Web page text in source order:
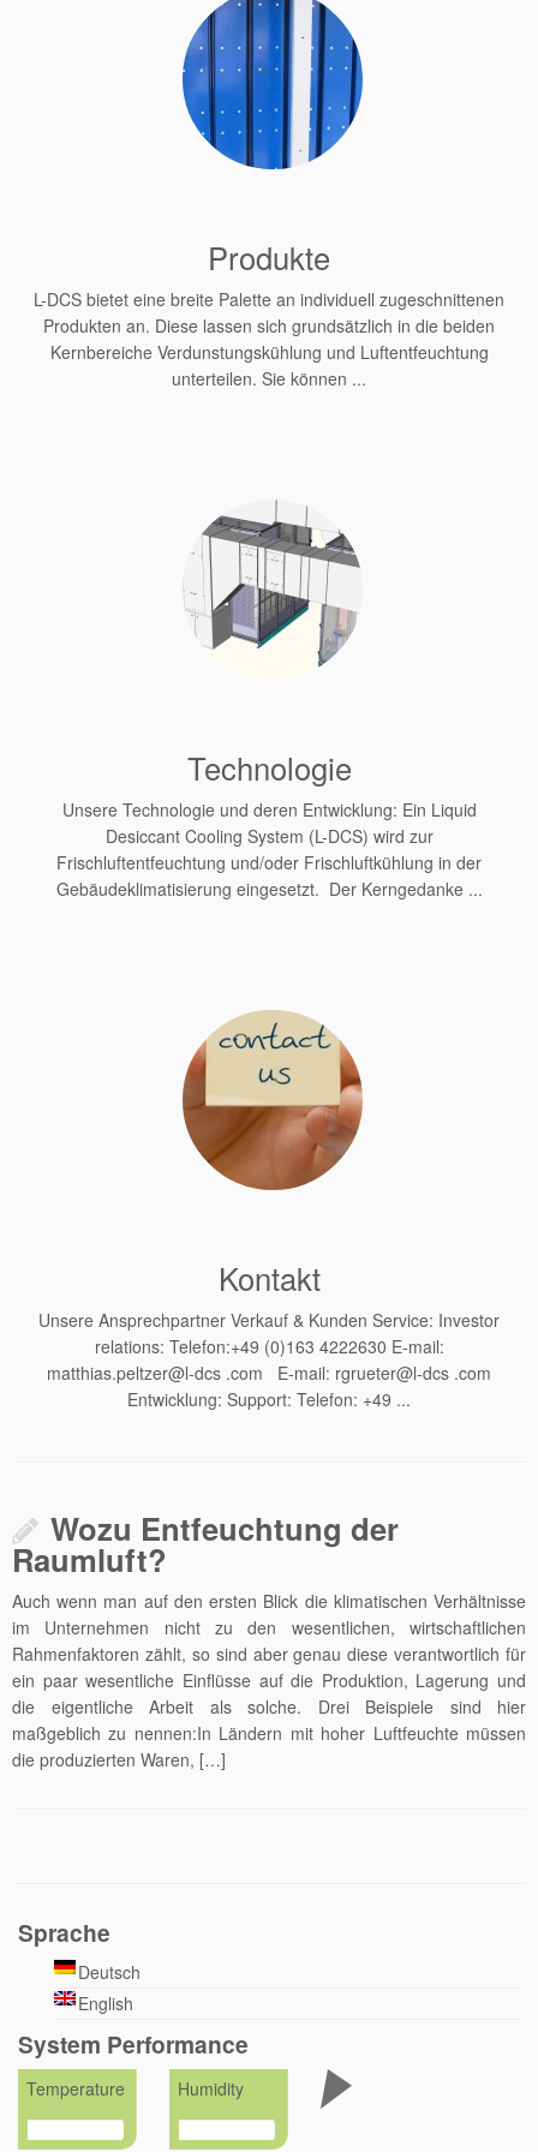
Produkte
L-DCS bietet eine breite Palette an individuell zugeschnittenen
Produkten an. Diese lassen sich grundsätzlich in die beiden
Kernbereiche Verdunstungskühlung und Luftentfeuchtung
unterteilen. Sie können ...
Technologie
Unsere Technologie und deren Entwicklung: Ein Liquid
Desiccant Cooling System (L-DCS) wird zur
Frischluftentfeuchtung und/oder Frischluftkühlung in der
Gebäudeklimatisierung eingesetzt. Der Kerngedanke ...
Kontakt
Unsere Ansprechpartner Verkauf & Kunden Service: Investor
relations: Telefon:+49 (0)163 4222630 E-mail:
matthias.peltzer@l-dcs .com E-mail: rgrueter@l-dcs .com
Entwicklung: Support: Telefon: +49 ...
Wozu Entfeuchtung der
Raumluft?
Auch wenn man auf den ersten Blick die klimatischen Verhältnisse
im Unternehmen nicht zu den wesentlichen, wirtschaftlichen
Rahmenfaktoren zählt, so sind aber genau diese verantwortlich für
ein paar wesentliche Einflüsse auf die Produktion, Lagerung und
die eigentliche Arbeit als solche. Drei Beispiele sind hier
maßgeblich zu nennen:In Ländern mit hoher Luftfeuchte müssen
die produzierten Waren, […]
Sprache
Deutsch
English
System Performance
Temperature Humidity